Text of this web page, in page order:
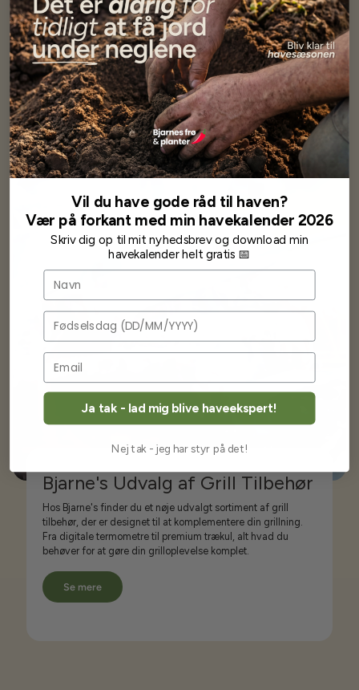
DATOVARE
54,95 kr 27,50 kr
Læg i kurv
Bjarne's Udvalg af Grill Tilbehør
Hos Bjarne's finder du et nøje udvalgt sortiment af grill
tilbehør, der er designet til at komplementere din grillning.
Fra digitale termometre til premium trækul, alt hvad du
behøver for at gøre din grilloplevelse komplet.
Se mere
Vil du have gode råd til haven?
Vær på forkant med min havekalender 2026
Skriv dig op til mit nyhedsbrev og download min
havekalender helt gratis 📅
Navn
Fødselsdag
Ja tak - lad mig blive haveekspert!
Nej tak - jeg har styr på det!